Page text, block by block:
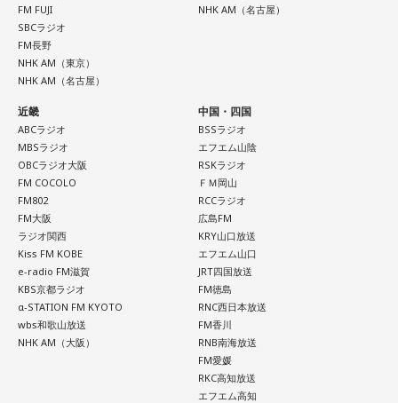
FM FUJI
SBCラジオ
FM長野
NHK AM（東京）
NHK AM（名古屋）
NHK AM（名古屋）
近畿
ABCラジオ
MBSラジオ
OBCラジオ大阪
FM COCOLO
FM802
FM大阪
ラジオ関西
Kiss FM KOBE
e-radio FM滋賀
KBS京都ラジオ
α-STATION FM KYOTO
wbs和歌山放送
NHK AM（大阪）
中国・四国
BSSラジオ
エフエム山陰
RSKラジオ
ＦＭ岡山
RCCラジオ
広島FM
KRY山口放送
エフエム山口
JRT四国放送
FM徳島
RNC西日本放送
FM香川
RNB南海放送
FM愛媛
RKC高知放送
エフエム高知